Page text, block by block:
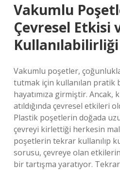
Vakumlu
Çevresel Etkisi
Kullanılabilirliği
Vakumlu poşetler,
tutmak için kullanılan pratik
hayatımıza girmiştir. Ancak,
atıldığında çevresel etkileri
Plastik poşetlerin doğada
çevreyi kirlettiği herkesin
poşetlerin tekrar kullanılıp
sorusu, çevreye olan
bir tartışma yaratıyor.